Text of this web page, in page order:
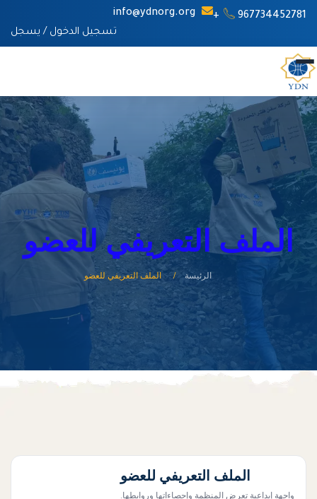
967734452781+
info@ydnorg.org
تسجيل الدخول / يسجل
الملف التعريفي للعضو
الرئيسة الملف التعريفي للعضو
الملف التعريفي للعضو
واجهة إبداعية تعرض المنظمة وإحصاءاتها وروابطها.